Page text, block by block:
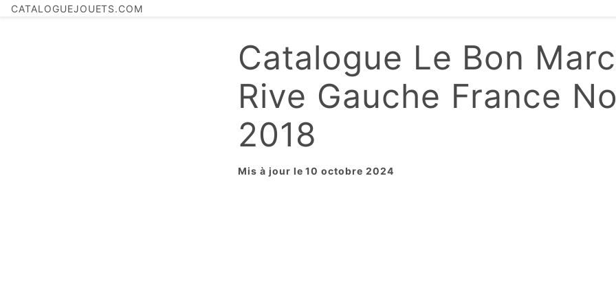
CATALOGUEJOUETS.COM
Catalogue Le Bon
Rive Gauche France
2018
Mis à jour le 10 octobre 2024